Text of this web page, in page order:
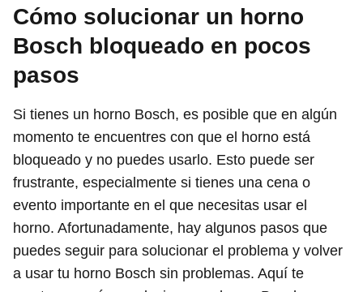
Cómo solucionar un horno
Bosch bloqueado en pocos
pasos
Si tienes un horno Bosch, es posible que en algún
momento te encuentres con que el horno está
bloqueado y no puedes usarlo. Esto puede ser
frustrante, especialmente si tienes una cena o
evento importante en el que necesitas usar el
horno. Afortunadamente, hay algunos pasos que
puedes seguir para solucionar el problema y volver
a usar tu horno Bosch sin problemas. Aquí te